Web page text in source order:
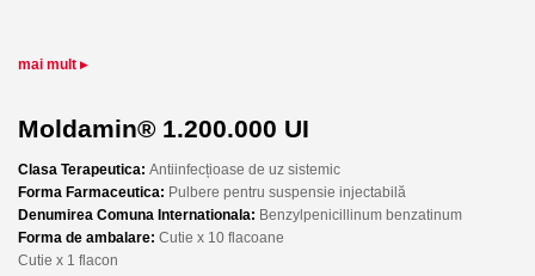
mai mult ▸
Moldamin® 1.200.000 UI
Clasa Terapeutica: Antiinfecțioase de uz sistemic
Forma Farmaceutica: Pulbere pentru suspensie injectabilă
Denumirea Comuna Internationala: Benzylpenicillinum benzatinum
Forma de ambalare: Cutie x 10 flacoane
Cutie x 1 flacon